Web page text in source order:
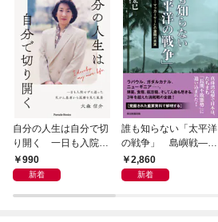
自分の人生は自分で切
り開く 一日も入院せ
ずに逝った乳がん患者
から医療を見た風景
990
新着
誰も知らない「太平洋
の戦争」 島嶼戦――
マッカーサーとの激闘
の真実
2,860
新着